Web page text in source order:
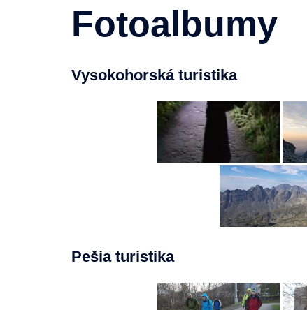
Fotoalbumy
Vysokohorská turistika
Pešia turistika